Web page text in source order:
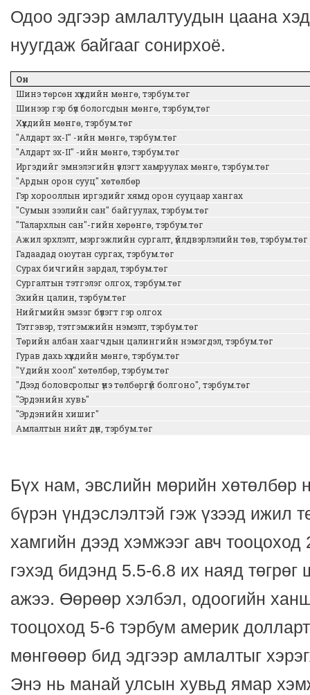
Одоо эдгээр амлалтуудын цаана
нуугдаж байгааг сонирхоё.
Он
Шинэ төрсөн хүүхдийн мөнгө, тэрбум.төг
Шинээр гэр бүл бологсдын мөнгө, тэрбум,төг
Хүүхдийн мөнгө, тэрбум.төг
"Алдарт эх-I" -ийн мөнгө, тэрбум.төг
"Алдарт эх-II" -ийн мөнгө, тэрбум.төг
Иргэдийг эмнэлэгийн үзлэгт хамруулах мөнгө, тэрбум.төг
"Ардын орон сууц" хөтөлбөр
Гэр хорооллын иргэдийг хямд орон сууцаар хангах
"Сумын зээлийн сан" байгуулах, тэрбум.төг
"Талархлын сан"-гийн хөрөнгө, тэрбум.төг
Ажил эрхлэлт, мэргэжлийн сургалт, үйлдвэрлэлийн төв, тэрбум.төг
Гадаадад оюутан сургах, тэрбум.төг
Сурах бичгийн зардал, тэрбум.төг
Сургалтын тэтгэлэг олгох, тэрбум.төг
Эхийн цалин, тэрбум.төг
Нийгмийн эмзэг бүлэгт гэр олгох
Тэтгэвэр, тэтгэмжийн нэмэлт, тэрбум.төг
Төрийн албан хаагчдын цалингийн нэмэгдэл, тэрбум.төг
Гурав дахь хүүхдийн мөнгө, тэрбум.төг
"Үдийн хоол" хөтөлбөр, тэрбум.төг
"Дээд боловсролыг үнэ төлбөргүй болгоно", тэрбум.төг
"Эрдэнийн хувь"
"Эрдэнийн хишиг"
Амлалтын нийт дүн, тэрбум.төг
Бүх нам, эвслийн мөрийн хөтөлбөр
бүрэн үндэслэлтэй гэж үзээд ижил
хамгийн дээд хэмжээг авч
гэхэд бидэнд 5.5-6.8 их наяд төгрөг
ажээ. Өөрөөр хэлбэл, одоогийн
тооцоход 5-6 тэрбум америк
мөнгөөөр бид эдгээр амлалтыг
Энэ нь манай улсын хувьд ямар